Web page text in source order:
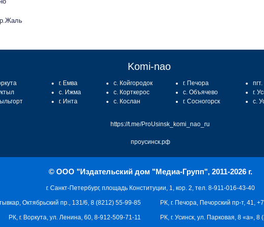
Komi-nao
г. Емва
с. Ижма
г. Инта
с. Койгородок
с. Корткерос
с. Кослан
г. Печора
с. Объячево
г. Сосногорск
г.
с.
https://t.me/ProUsinsk_komi_nao_ru
проусинск.рф
© ООО "Издательский дом "Медиа-Групп", 2011-2026 г.
г. Санкт-Петербург, площадь Конституции, 1, кор. 2, тел. 8-911-016-43-40
РК, г. Печора, Печорский пр-т, 41,
РК, г. Усинск, ул. Парковая, 8 «а»,
Октябрьский пр., 131/6, 8 (8212) 55-99-85
РК, г. Воркута, ул. Ленина, 60, 8-912-509-71-11